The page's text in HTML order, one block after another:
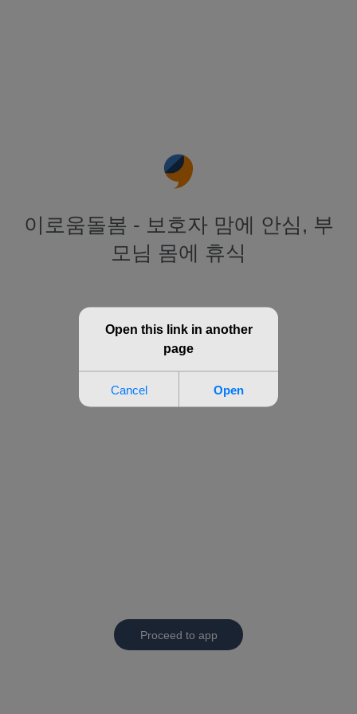
이로움돌봄 - 보호자 맘에 안심, 부
모님 몸에 휴식
Proceed to app